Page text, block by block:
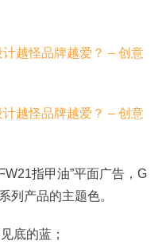
指甲油”平面广告，G
列产品的主题色。
底的蓝；